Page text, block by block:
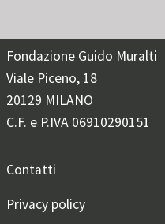
Fondazione Guido Muralti
Viale Piceno, 18
20129 MILANO
C.F. e P.IVA 06910290151
Contatti
Privacy policy